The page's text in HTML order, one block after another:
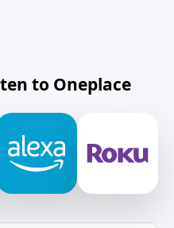
to Oneplace